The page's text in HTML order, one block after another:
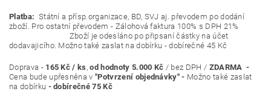
Platba: Státní a přísp.organizace, BD, SVJ aj. převodem po dodání
zboží. Pro ostatní převodem - Zálohová faktura 100% s DPH 21%
Zboží je odesláno po připsaní částky na účet
dodavajicího. Možno také zaslat na dobírku - dobírečné 45 Kč
Doprava - 165 Kč / ks ,od hodnoty 5.000 Kč / bez DPH / ZDARMA -
Cena bude upřesněna v "Potvrzení objednávky" - Možno také zaslat
na dobírku - dobírečné 75 Kč